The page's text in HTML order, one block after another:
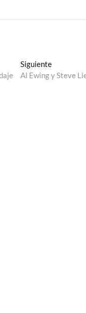
SiguienteEntrada
siguiente:
Al Ewing y Steve